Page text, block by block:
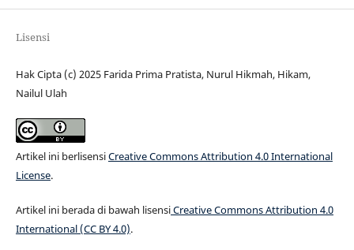
Lisensi
Hak Cipta (c) 2025 Farida Prima Pratista, Nurul Hikmah, Hikam,
Nailul Ulah
Artikel ini berlisensiCreative Commons Attribution 4.0 International
License.
Artikel ini berada di bawah lisensiCreative Commons Attribution 4.0
International (CC BY 4.0).